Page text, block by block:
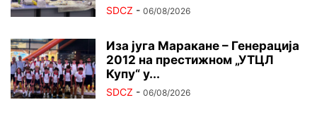
SDCZ - 06/08/2026
Иза југа Маракане – Генерација
2012 на престижном „УТЦЛ
Купу“ у...
SDCZ - 06/08/2026